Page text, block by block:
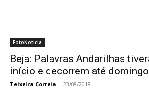
FotoNoticia
Beja: Palavras Andarilhas
início e decorrem até
Teixeira Correia - 23/08/2018